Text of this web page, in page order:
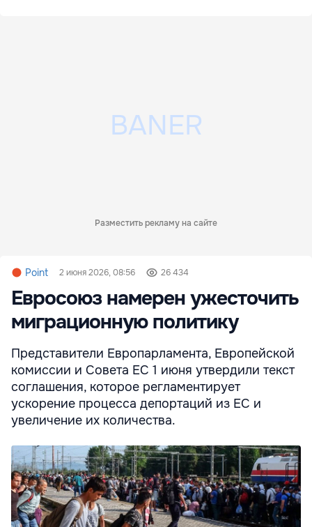
Разместить рекламу на сайте
Point 2 июня 2026, 08:56 26 434
Евросоюз намерен ужесточить
миграционную политику
Представители Европарламента, Европейской
комиссии и Совета ЕС 1 июня утвердили текст
соглашения, которое регламентирует
ускорение процесса депортаций из ЕС и
увеличение их количества.